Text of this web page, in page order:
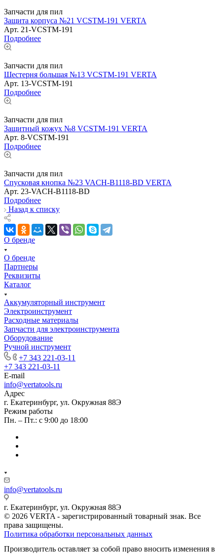
Запчасти для пил
Защита корпуса №21 VCSTM-191 VERTA
Арт. 21-VCSTM-191
Подробнее
Запчасти для пил
Шестерня большая №13 VCSTM-191 VERTA
Арт. 13-VCSTM-191
Подробнее
Запчасти для пил
Защитный кожух №8 VCSTM-191 VERTA
Арт. 8-VCSTM-191
Подробнее
Запчасти для пил
Спусковая кнопка №23 VACH-B1118-BD VERTA
Арт. 23-VACH-B1118-BD
Подробнее
Назад к списку
О бренде
О бренде
Партнеры
Реквизиты
Каталог
Аккумуляторный инструмент
Электроинструмент
Расходные материалы
Запчасти для электроинструмента
Оборудование
Ручной инструмент
+7 343 221-03-11
+7 343 221-03-11
E-mail
info@vertatools.ru
Адрес
г. Екатеринбург, ул. Окружная 88Э
Режим работы
Пн. – Пт.: с 9:00 до 18:00
info@vertatools.ru
г. Екатеринбург, ул. Окружная 88Э
© 2026 VERTA - зарегистрированный товарный знак. Все
права защищены.
Политика обработки персональных данных
Производитель оставляет за собой право вносить изменения в